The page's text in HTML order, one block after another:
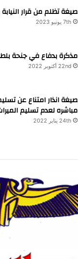
صيغة تظلم من قرار
7th يونيو 2023
مذكرة بدفاع في جنحة
22nd أكتوبر 2022
صيغة انذار امتناع عن
مباشره لعدم تسليم
24th يناير 2022